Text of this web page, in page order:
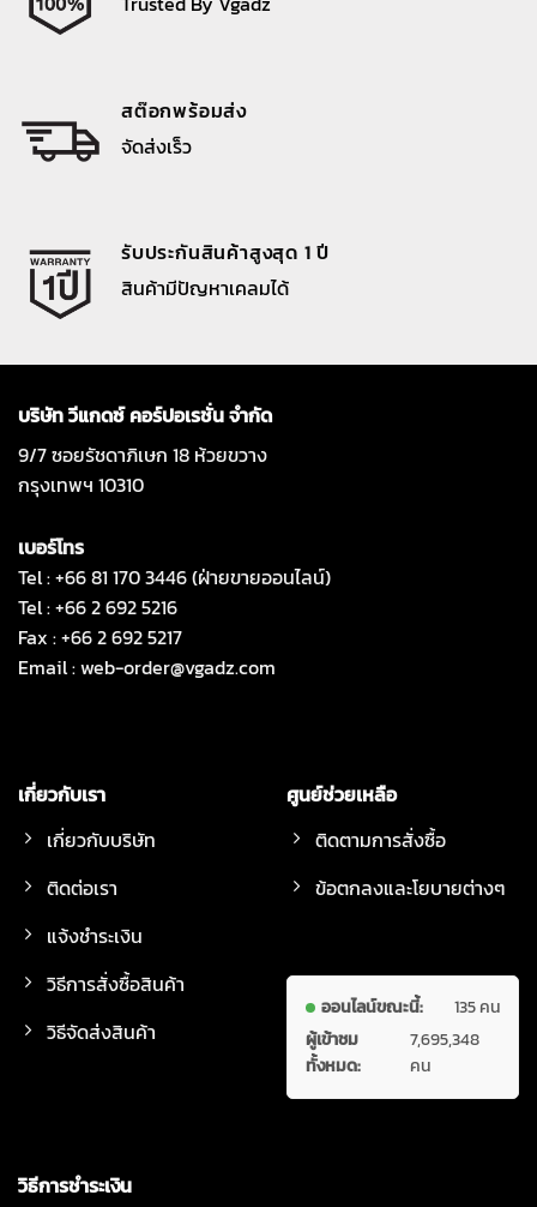
สต๊อกพร้อมส่ง
จัดส่งเร็ว
รับประกันสินค้าสูงสุด 1 ปี
สินค้ามีปัญหาเคลมได้
บริษัท วีแกดซ์ คอร์ปอเรชั่น จำกัด
9/7 ซอยรัชดาภิเษก 18 ห้วยขวาง
กรุงเทพฯ 10310
เบอร์โทร
Tel : +66 81 170 3446 (ฝ่ายขายออนไลน์)
Tel : +66 2 692 5216
Fax : +66 2 692 5217
Email :web-order@vgadz.com
เกี่ยวกับเรา
เกี่ยวกับบริษัท
ติดต่อเรา
แจ้งชำระเงิน
วิธีการสั่งซื้อสินค้า
วิธีจัดส่งสินค้า
ศูนย์ช่วยเหลือ
ติดตามการสั่งซื้อ
ข้อตกลงและโยบายต่างๆ
ออนไลน์ขณะนี้:
135 คน
ผู้เข้าชม
ทั้งหมด:
7,695,348
คน
วิธีการชำระเงิน